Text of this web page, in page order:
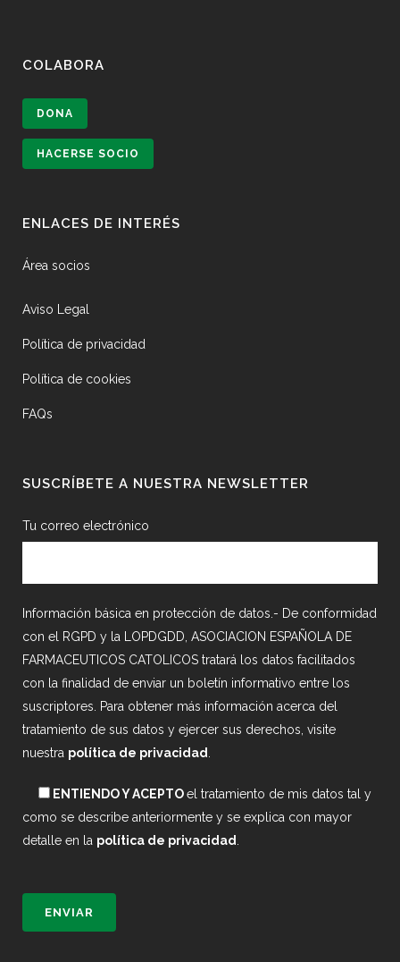
COLABORA
DONA
HACERSE SOCIO
ENLACES DE INTERÉS
Área socios
Aviso Legal
Política de privacidad
Política de cookies
FAQs
SUSCRÍBETE A NUESTRA NEWSLETTER
Tu correo electrónico
Información básica en protección de datos.- De conformidad
con el RGPD y la LOPDGDD, ASOCIACION ESPAÑOLA DE
FARMACEUTICOS CATOLICOS tratará los datos facilitados
con la finalidad de enviar un boletín informativo entre los
suscriptores. Para obtener más información acerca del
tratamiento de sus datos y ejercer sus derechos, visite
nuestra política de privacidad
ENTIENDO Y ACEPTOel tratamiento de mis datos tal y
como se describe anteriormente y se explica con mayor
detalle en la política de privacidad